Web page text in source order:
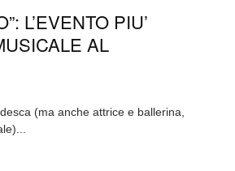
L’EVENTO PIU’
AL
(ma anche attrice e ballerina,